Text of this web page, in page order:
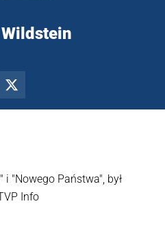
"Nowego Państwa", był
Info